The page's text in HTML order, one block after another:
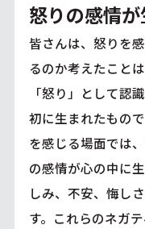
怒りの感情
皆さんは、怒りを
るのか考えたこと
「怒り」として認
初に生まれたもの
を感じる場面では
の感情が心の中に
しみ、不安、悔し
す。これらのネガ